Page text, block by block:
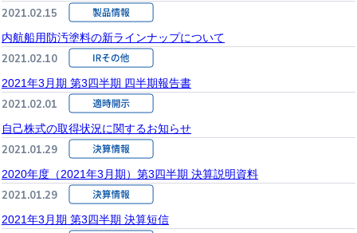
2021.02.15
内航船用防汚塗料の新ラインナップについて
2021.02.10
2021年3月期 第3四半期 四半期報告書
2021.02.01
自己株式の取得状況に関するお知らせ
2021.01.29
2020年度（2021年3月期）第3四半期 決算説明資料
2021.01.29
2021年3月期 第3四半期 決算短信